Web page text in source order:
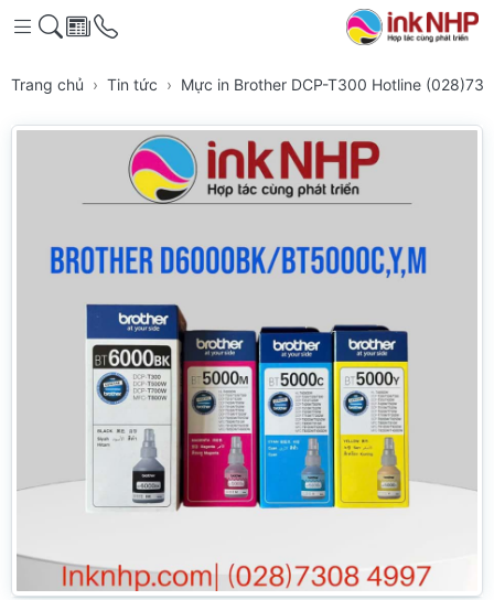
Trang chủ Tin tức Mực in Brother DCP-T300 Hotline